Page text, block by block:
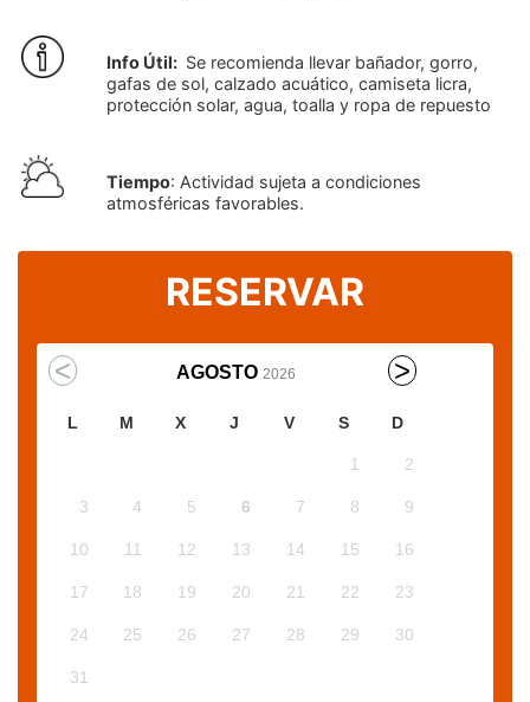
Info Útil: Se recomienda llevar bañador, gorro,
gafas de sol, calzado acuático, camiseta licra,
protección solar, agua, toalla y ropa de repuesto
Tiempo: Actividad sujeta a condiciones
atmosféricas favorables.
RESERVAR
AGOSTO 2026
L M X J V S D
1 2
3 4 5 6 7 8 9
10 11 12 13 14 15 16
17 18 19 20 21 22 23
24 25 26 27 28 29 30
31